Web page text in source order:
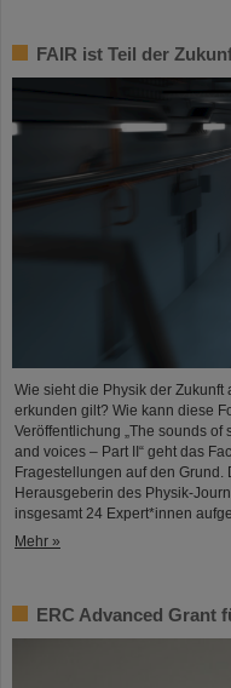
FAIR ist Teil der
Wie sieht die Physik der
erkunden gilt? Wie kann diese
Veröffentlichung „The sounds
and voices – Part II“ geht das
Fragestellungen auf den Grund.
Herausgeberin des Physik-
insgesamt 24 Expert*innen
Mehr »
ERC Advanced Grant